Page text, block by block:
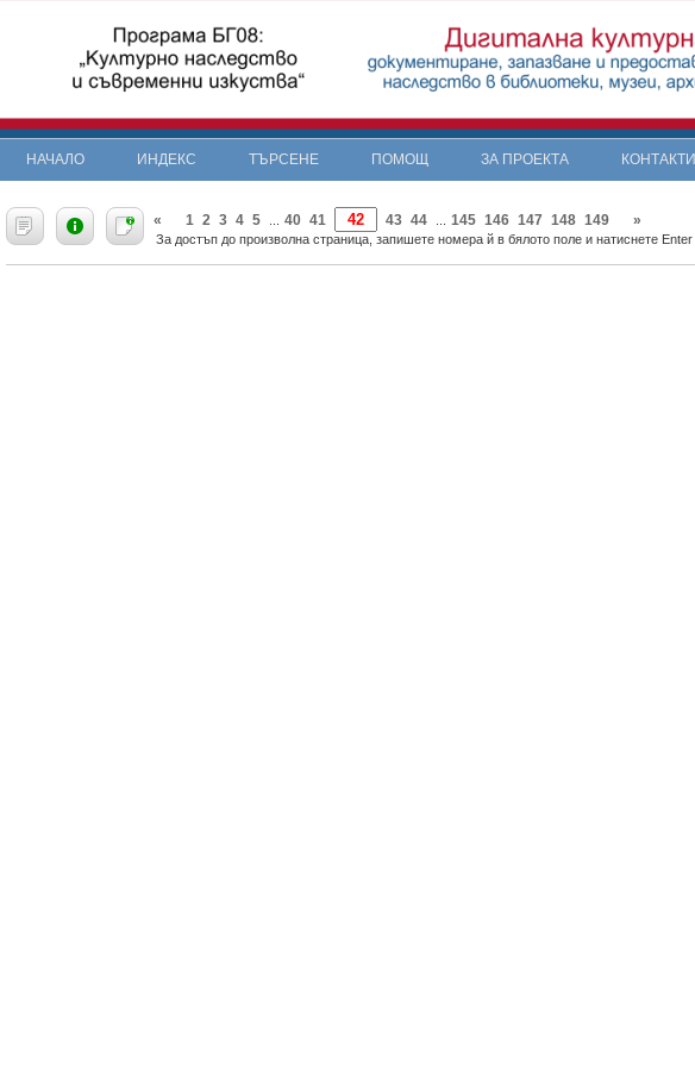
НАЧАЛО ИНДЕКС ТЪРСЕНЕ ПОМОЩ ЗА ПРОЕКТА КОНТАКТИ
« 1 2 3 4 5 40 41 43 44 145 146 147 148 149 »
За достъп до произволна страница, запишете номера й в бялото поле и натиснете Enter